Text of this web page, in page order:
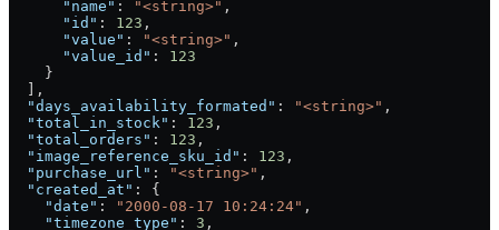
      "name"
: "<string>" ,
      "id"
: 123 ,
      "value"
: "<string>" ,
      "value_id"
: 123
    }
  ],
  "days_availability_formated"
: "<string>" ,
  "total_in_stock"
: 123 ,
  "total_orders"
: 123 ,
  "image_reference_sku_id"
: 123 ,
  "purchase_url"
: "<string>" ,
  "created_at"
: {
    "date"
: "2000-08-17 10:24:24" ,
    "timezone_type"
: 3 ,